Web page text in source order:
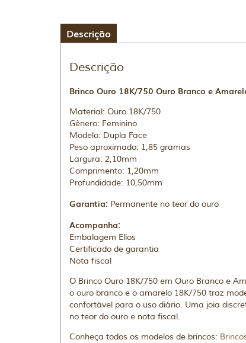
Descrição
Descrição
Brinco Ouro 18K/750 Ouro Branco e
Material: Ouro 18K/750
Gênero: Feminino
Modelo: Dupla Face
Peso aproximado: 1,85 gramas
Largura: 2,10mm
Comprimento: 1,20mm
Profundidade: 10,50mm
Garantia: Permanente no teor do ouro
Acompanha:
Embalagem Ellos
Certificado de garantia
Nota fiscal
O Brinco Ouro 18K/750 em Ouro Branco e
o ouro branco e o amarelo 18K/750 traz
confortável para o uso diário. Uma joia
no teor do ouro e nota fiscal.
Conheça todos os modelos de brincos: